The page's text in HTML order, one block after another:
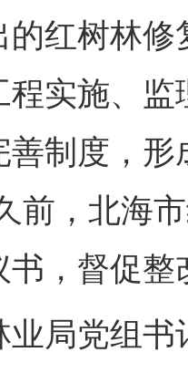
的红树林
程实施、
善制度，
前，北海
书，督促整
党组书